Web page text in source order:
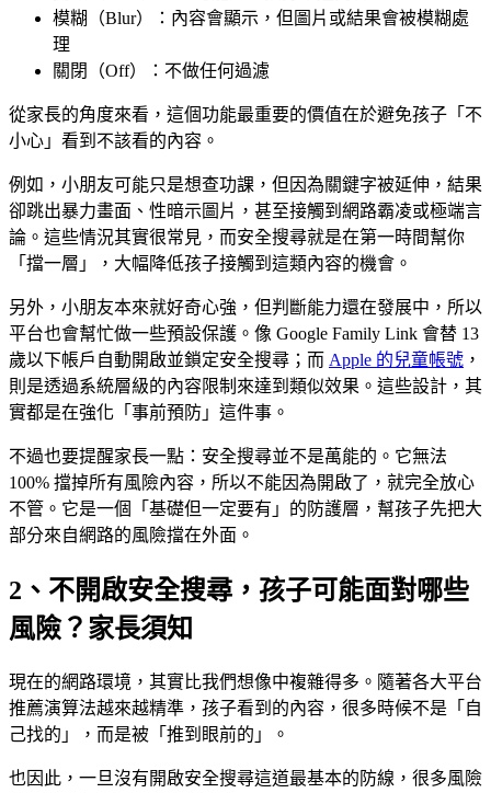
模糊（Blur）：內容會顯示，但圖片或結果會被模糊處
理
關閉（Off）：不做任何過濾
從家長的角度來看，這個功能最重要的價值在於避免孩子「不
小心」看到不該看的內容。
例如，小朋友可能只是想查功課，但因為關鍵字被延伸，結果
卻跳出暴力畫面、性暗示圖片，甚至接觸到網路霸凌或極端言
論。這些情況其實很常見，而安全搜尋就是在第一時間幫你
「擋一層」，大幅降低孩子接觸到這類內容的機會。
另外，小朋友本來就好奇心強，但判斷能力還在發展中，所以
平台也會幫忙做一些預設保護。像 Google Family Link 會替 13
歲以下帳戶自動開啟並鎖定安全搜尋；而 Apple 的兒童帳號 ，
則是透過系統層級的內容限制來達到類似效果。這些設計，其
實都是在強化「事前預防」這件事。
不過也要提醒家長一點：安全搜尋並不是萬能的。它無法
100% 擋掉所有風險內容，所以不能因為開啟了，就完全放心
不管。它是一個「基礎但一定要有」的防護層，幫孩子先把大
部分來自網路的風險擋在外面。
2、不開啟安全搜尋，孩子可能面對哪些
風險？家長須知
現在的網路環境，其實比我們想像中複雜得多。隨著各大平台
推薦演算法越來越精準，孩子看到的內容，很多時候不是「自
己找的」，而是被「推到眼前的」。
也因此，一旦沒有開啟安全搜尋這道最基本的防線，很多風險